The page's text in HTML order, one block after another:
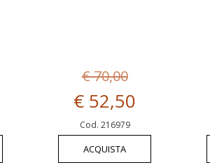
€ 70,00
€ 52,50
Cod. 216979
ACQUISTA